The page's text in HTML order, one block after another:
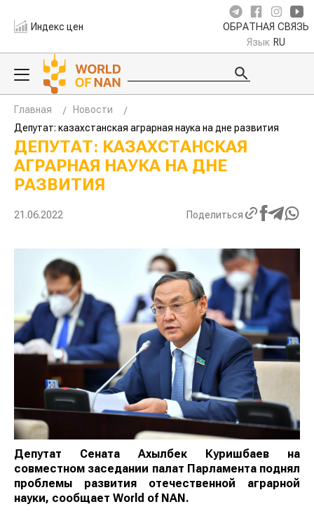
Индекс цен ОБРАТНАЯ СВЯЗЬ
Язык RU
Главная
Новости
Депутат: казахстанская аграрная наука на дне развития
ДЕПУТАТ: КАЗАХСТАНСКАЯ
АГРАРНАЯ НАУКА НА ДНЕ
РАЗВИТИЯ
21.06.2022 Поделиться
Депутат Сената Ахылбек Куришбаев на
совместном заседании палат Парламента поднял
проблемы развития отечественной аграрной
науки, сообщает World of NAN .